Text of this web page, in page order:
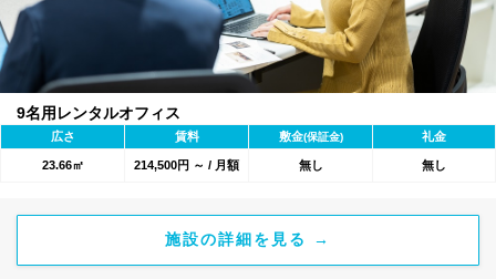
9名用レンタルオフィス
広さ 賃料 敷金(保証金) 礼金
23.66㎡ 214,500円 ～ / 月額 無し 無し
施設の詳細を見る →